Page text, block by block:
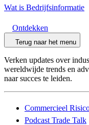
Wat is Bedrijfsinformatie
Ontdekken
Terug naar het menu
Verken updates over
wereldwijde trends en
naar succes te leiden.
Commercieel
Podcast Trade Talk